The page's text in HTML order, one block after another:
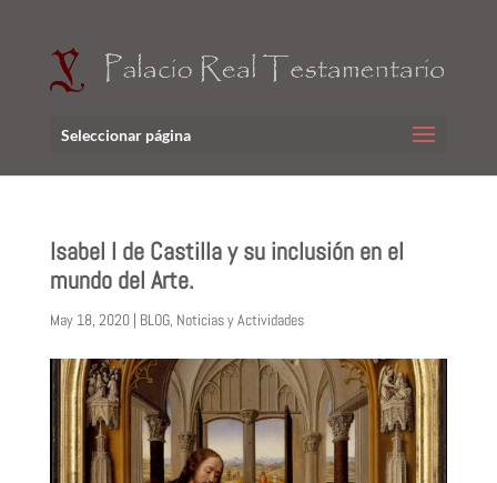
Seleccionar página
Isabel I de Castilla y su inclusión en el
mundo del Arte.
May 18, 2020| BLOG, Noticias y Actividades